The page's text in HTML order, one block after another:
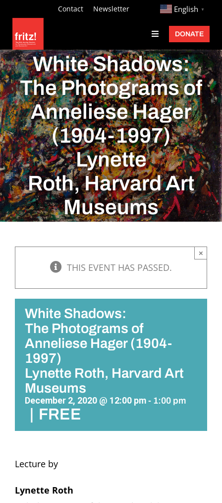
content
Contact Newsletter http:// English ▼
Toggle
Navigation
Fritz Ascher
Events
Programs
Exhibitions
Learn
About
Donate
DONATE
White Shadows:
The Photograms of
Anneliese Hager
(1904-1997)
Lynette
Roth, Harvard Art
Museums
THIS EVENT HAS PASSED.
×
White Shadows:
The Photograms of
Anneliese Hager (1904-
1997)
Lynette Roth, Harvard Art
Museums
December 2, 2020 @ 12:00 pm - 1:00 pm
| FREE
Lecture by
Lynette Roth